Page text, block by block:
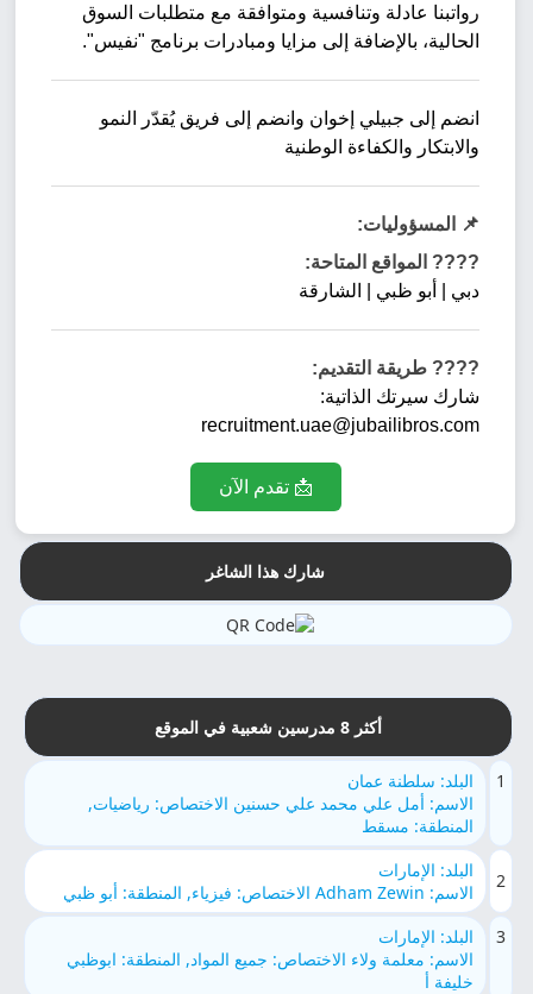
رواتبنا عادلة وتنافسية ومتوافقة مع متطلبات السوق
الحالية، بالإضافة إلى مزايا ومبادرات برنامج "نفيس".
انضم إلى جبيلي إخوان وانضم إلى فريق يُقدّر النمو
والابتكار والكفاءة الوطنية
📌 المسؤوليات:
???? المواقع المتاحة:
دبي | أبو ظبي | الشارقة
???? طريقة التقديم:
شارك سيرتك الذاتية:
recruitment.uae@jubailibros.com
📩 تقدم الآن
شارك هذا الشاغر
أكثر 8 مدرسين شعبية في الموقع
1
البلد: سلطنة عمان
الاسم: أمل علي محمد علي حسنين الاختصاص: رياضيات,
المنطقة: مسقط
2
البلد: الإمارات
الاسم: Adham Zewin الاختصاص: فيزياء, المنطقة: أبو ظبي
3
البلد: الإمارات
الاسم: معلمة ولاء الاختصاص: جميع المواد, المنطقة: ابوظبي
خليفة أ